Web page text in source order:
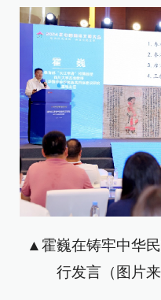
▲霍巍在铸牢中华
行发言（图片